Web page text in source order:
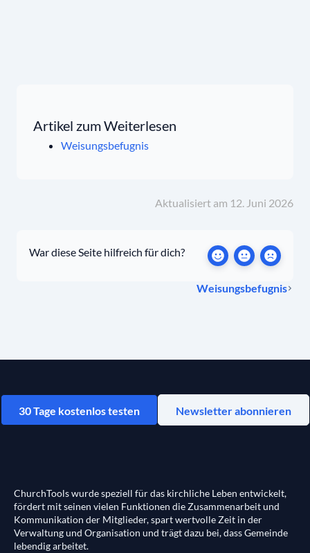
Artikel zum Weiterlesen
Weisungsbefugnis
Aktualisiert am 12. Juni 2026
War diese Seite hilfreich für dich?
Weisungsbefugnis
30 Tage kostenlos testen Newsletter abonnieren
ChurchTools wurde speziell für das kirchliche Leben entwickelt,
fördert mit seinen vielen Funktionen die Zusammenarbeit und
Kommunikation der Mitglieder, spart wertvolle Zeit in der
Verwaltung und Organisation und trägt dazu bei, dass Gemeinde
lebendig arbeitet.